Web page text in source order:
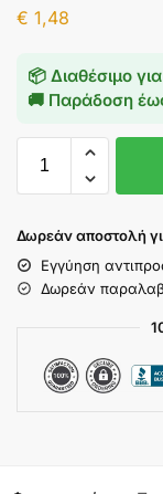
€ 1,48
📦 Διαθέσιμο
🚚 Παράδοση
Δωρεάν αποστολή
Εγγύηση
Δωρεάν